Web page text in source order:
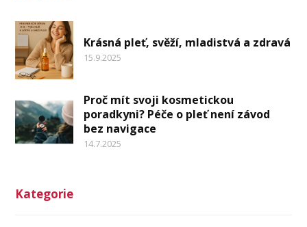
Krásná pleť, svěží, mladistvá a zdravá
15.9.2025
Proč mít svoji kosmetickou
poradkyni? Péče o pleť není závod
bez navigace
14.7.2025
Kategorie